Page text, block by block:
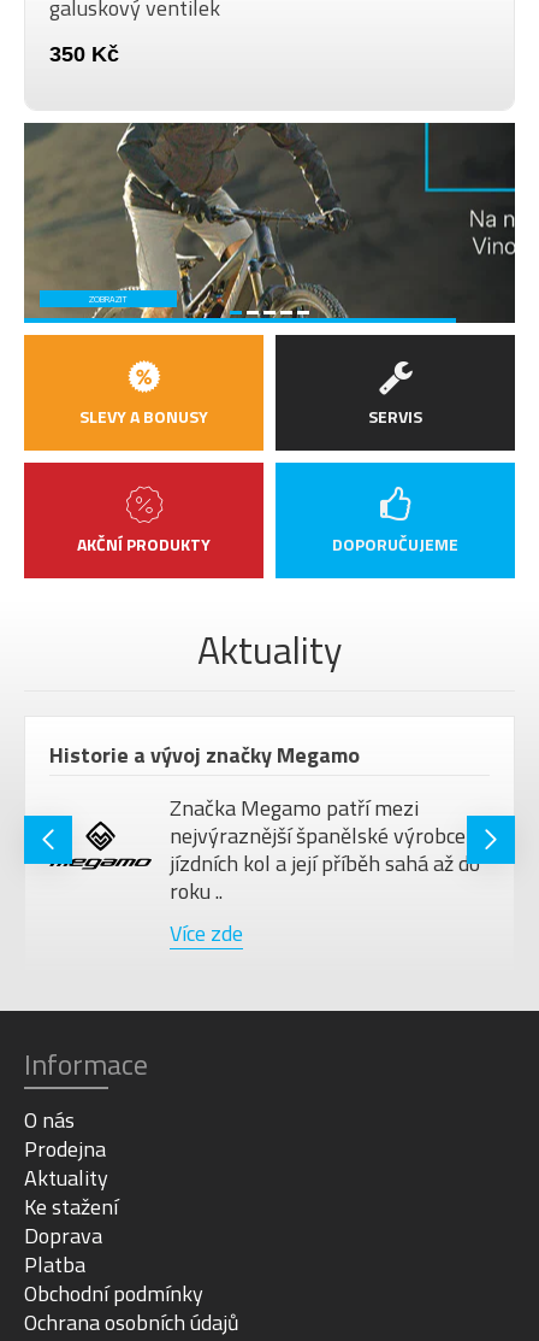
galuskový ventilek
350 Kč
ZOBRAZIT
SLEVY A BONUSY
AKČNÍ PRODUKTY
SERVIS
DOPORUČUJEME
Aktuality
Historie a vývoj značky Megamo
Značka Megamo patří mezi
nejvýraznější španělské výrobce
jízdních kol a její příběh sahá až do
roku ..
Více zde
Informace
O nás
Prodejna
Aktuality
Ke stažení
Doprava
Platba
Obchodní podmínky
Ochrana osobních údajů